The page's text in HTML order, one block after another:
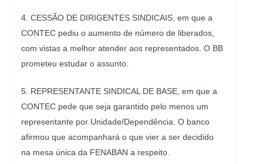
4. CESSÃO DE DIRIGENTES SINDICAIS, em que a
CONTEC pediu o aumento de número de liberados,
com vistas a melhor atender aos representados. O BB
prometeu estudar o assunto.
5. REPRESENTANTE SINDICAL DE BASE, em que a
CONTEC pede que seja garantido pelo menos um
representante por Unidade/Dependência. O banco
afirmou que acompanhará o que vier a ser decidido
na mesa única da FENABAN a respeito.